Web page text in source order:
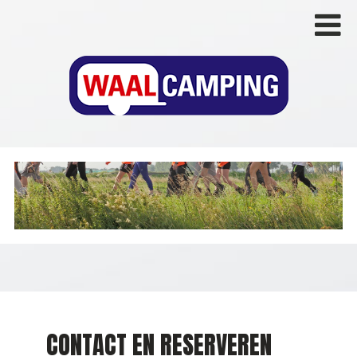
CONTACT EN RESERVEREN